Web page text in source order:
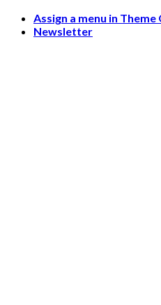
Skip
Assign a menu in
Newsletter